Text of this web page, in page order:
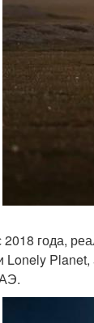
года,
Lonely